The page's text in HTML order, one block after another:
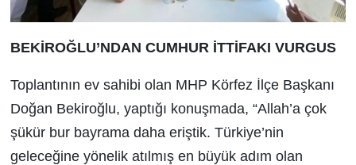
BEKİROĞLU’NDAN CUMHUR İTTİFAKI VURGUS
Toplantının ev sahibi olan MHP Körfez İlçe Başkanı
Doğan Bekiroğlu, yaptığı konuşmada, “Allah’a çok
şükür bur bayrama daha eriştik. Türkiye’nin
geleceğine yönelik atılmış en büyük adım olan